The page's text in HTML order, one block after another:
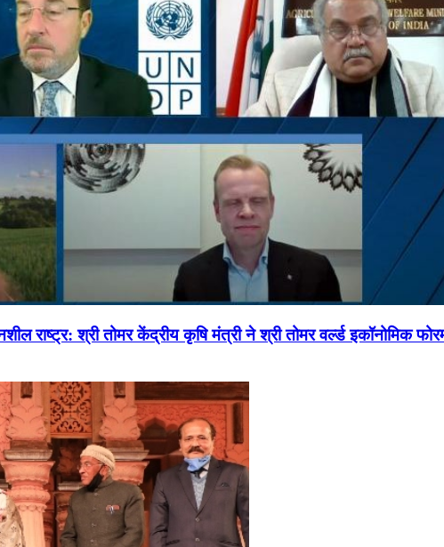
राष्ट्र: श्री तोमर केंद्रीय कृषि मंत्री ने श्री तोमर वर्ल्ड इकॉनोमिक